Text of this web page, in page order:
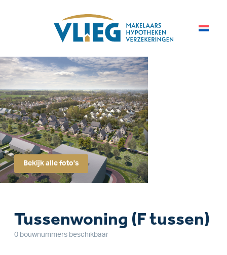
Bekijk alle foto's
Tussenwoning (F tussen)
0 bouwnummers beschikbaar